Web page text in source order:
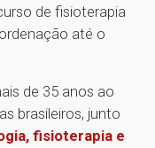
de fisioterapia
até o
de 35 anos ao
brasileiros, junto
fisioterapia e